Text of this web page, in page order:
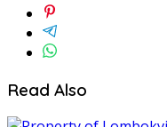
Read Also